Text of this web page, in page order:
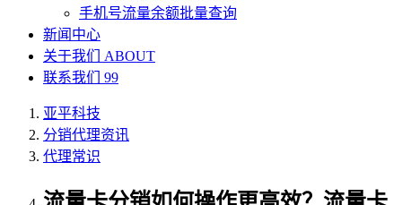
手机号流量余额批量查询
新闻中心
关于我们 ABOUT
联系我们 99
亚平科技
分销代理资讯
代理常识